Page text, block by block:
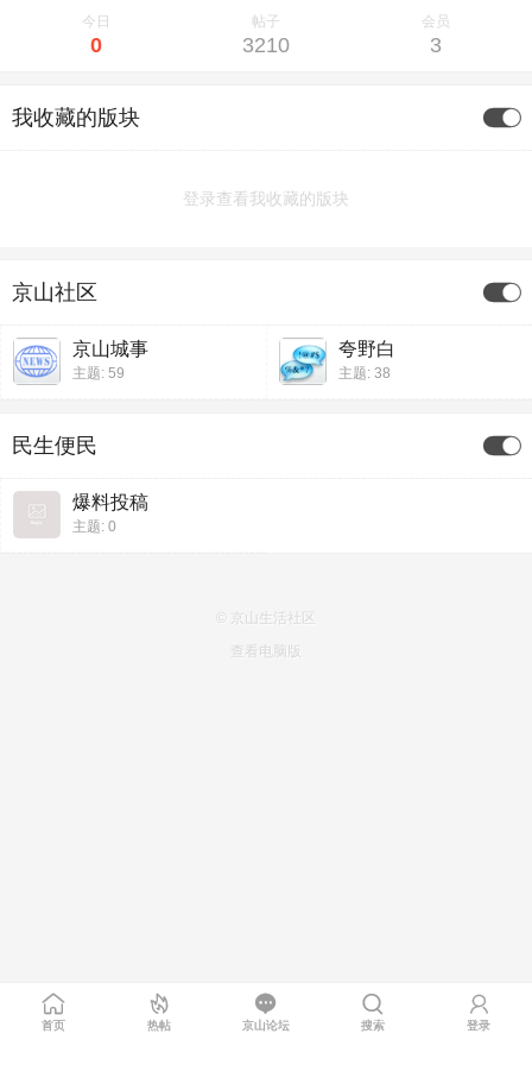
今日
0
帖子
3210
会员
3
我收藏的版块
登录查看我收藏的版块
京山社区
京山城事
主题: 59
夸野白
主题: 38
民生便民
爆料投稿
主题: 0
首页 热帖 京山论坛 搜索 登录
© 京山生活社区
查看电脑版